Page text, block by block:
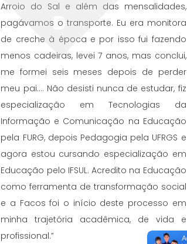
Arroio do Sal e além das mensalidades,
pagávamos o transporte. Eu era monitora
de creche à época e por isso fui fazendo
menos cadeiras, levei 7 anos, mas conclui,
me formei seis meses depois de perder
meu pai.... Não desisti nunca de estudar, fiz
especialização em Tecnologias da
Informação e Comunicação na Educação
pela FURG, depois Pedagogia pela UFRGS e
agora estou cursando especialização em
Educação pelo IFSUL. Acredito na Educação
como ferramenta de transformação social
e a Facos foi o início deste processo em
minha trajetória acadêmica, de vida e
profissional.”